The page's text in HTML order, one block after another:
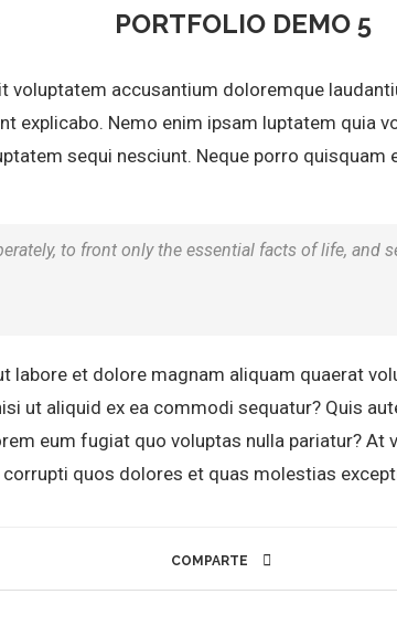
PORTFOLIO DEMO 5
accusantium doloremque
explicabo. Nemo enim ipsam luptatem quia
sequi nesciunt. Neque porro
to front only the essential facts of life, and
labore et dolore magnam aliquam quaerat
ut aliquid ex ea commodi sequatur? Quis
eum fugiat quo voluptas nulla pariatur?
quos dolores et quas molestias
COMPARTE